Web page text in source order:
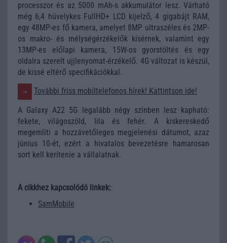
processzor és az 5000 mAh-s akkumulátor lesz. Várható
még 6,4 hüvelykes FullHD+ LCD kijelző, 4 gigabájt RAM,
egy 48MP-es fő kamera, amelyet 8MP ultraszéles és 2MP-
os makro- és mélységérzékelők kísérnek, valamint egy
13MP-es előlapi kamera, 15W-os gyorstöltés és egy
oldalra szerelt ujjlenyomat-érzékelő. 4G változat is készül,
de kissé eltérő specifikációkkal.
További friss mobiltelefonos hírek! Kattintson ide!
A Galaxy A22 5G legalább négy színben lesz kapható:
fekete, világoszöld, lila és fehér. A kiskereskedő
megemlíti a hozzávetőleges megjelenési dátumot, azaz
június 10-ét, ezért a hivatalos bevezetésre hamarosan
sort kell kerítenie a vállalatnak.
A cikkhez kapcsolódó linkek:
SamMobile